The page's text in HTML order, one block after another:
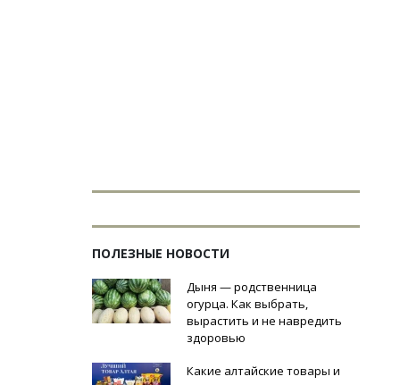
ПОЛЕЗНЫЕ НОВОСТИ
Дыня — родственница
огурца. Как выбрать,
вырастить и не навредить
здоровью
Какие алтайские товары и